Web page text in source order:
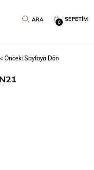
SEPETIM
0
Önceki Sayfaya Dön